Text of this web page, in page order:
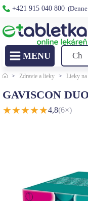
+421 915 040 800
> Zdravie a lieky > Lieky na
GAVISCON
★★★★★4,8(6×)